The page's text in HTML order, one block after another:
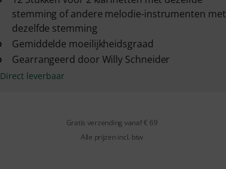
stemming of andere melodie-instrumenten met
dezelfde stemming
Gemiddelde moeilijkheidsgraad
Gearrangeerd door Willy Schneider
Direct leverbaar
Gratis verzending vanaf € 69
Alle prijzen incl. btw